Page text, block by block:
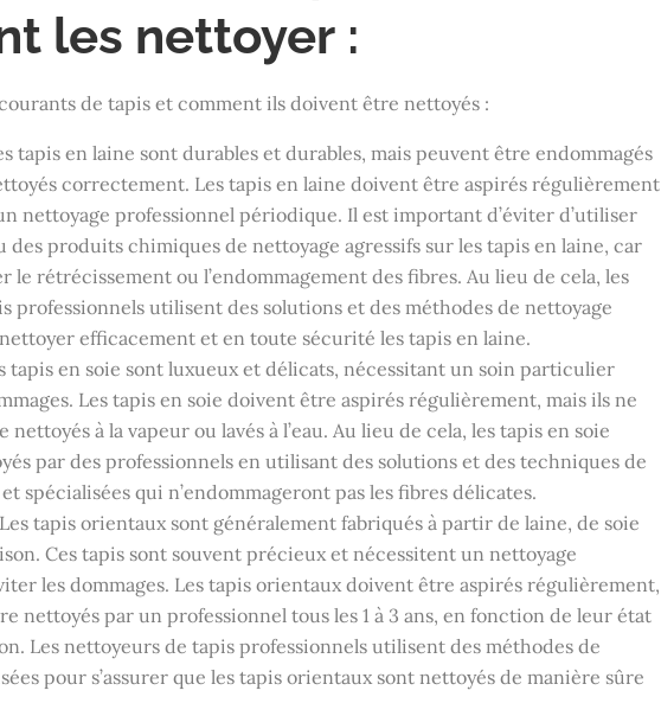
les nettoyer :
de tapis et comment ils doivent être nettoyés :
tapis en laine sont durables et durables, mais peuvent être endommagés
correctement. Les tapis en laine doivent être aspirés régulièrement
nettoyage professionnel périodique. Il est important d’éviter d’utiliser
des produits chimiques de nettoyage agressifs sur les tapis en laine, car
le rétrécissement ou l’endommagement des fibres. Au lieu de cela, les
professionnels utilisent des solutions et des méthodes de nettoyage
efficacement et en toute sécurité les tapis en laine.
tapis en soie sont luxueux et délicats, nécessitant un soin particulier
Les tapis en soie doivent être aspirés régulièrement, mais ils ne
à la vapeur ou lavés à l’eau. Au lieu de cela, les tapis en soie
par des professionnels en utilisant des solutions et des techniques de
spécialisées qui n’endommageront pas les fibres délicates.
tapis orientaux sont généralement fabriqués à partir de laine, de soie
Ces tapis sont souvent précieux et nécessitent un nettoyage
les dommages. Les tapis orientaux doivent être aspirés régulièrement,
nettoyés par un professionnel tous les 1 à 3 ans, en fonction de leur état
Les nettoyeurs de tapis professionnels utilisent des méthodes de
pour s’assurer que les tapis orientaux sont nettoyés de manière sûre